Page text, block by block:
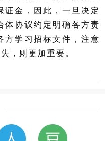
证金，因此，一旦决定
体协议约定明确各方责
方学习招标文件，注意
，则更加重要。